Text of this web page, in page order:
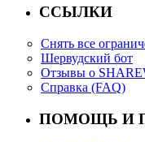
ССЫЛКИ
Снять все
Шервудский бот
Отзывы о
Справка (FAQ)
ПОМОЩЬ И